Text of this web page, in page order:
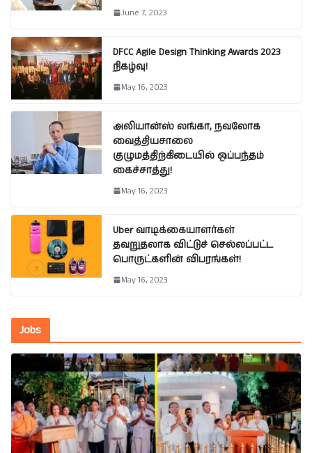
June 7, 2023
DFCC Agile Design Thinking Awards 2023
நிகழ்வு!
May 16, 2023
அலியான்ஸ் லங்கா, நவலோக
வைத்தியசாலை
குழுமத்திற்கிடையில் ஒப்பந்தம்
கைச்சாத்து!
May 16, 2023
Uber வாடிக்கையாளர்கள்
தவறுதலாக விட்டுச் செல்லப்பட்ட
பொருட்களின் விபரங்கள்!
May 16, 2023
Jobs